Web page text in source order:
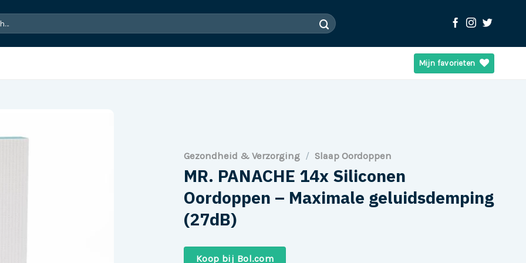
Mijn favorieten
Gezondheid & Verzorging / Slaap Oordoppen
MR. PANACHE 14x Siliconen
Oordoppen – Maximale geluidsdemping
(27dB)
Koop bij Bol.com